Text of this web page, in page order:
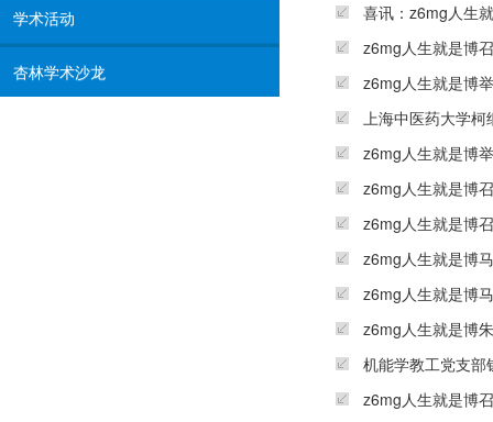
学术活动
杏林学术沙龙
喜讯：z6mg人生
z6mg人生就是博
z6mg人生就是博
上海中医药大学柯
z6mg人生就是博
z6mg人生就是博
z6mg人生就是博
z6mg人生就是博
z6mg人生就是博
z6mg人生就是博
机能学教工党支
z6mg人生就是博